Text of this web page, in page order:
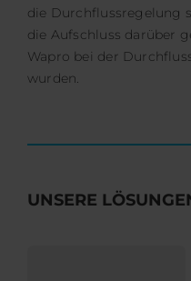
die Durchflussregelung
die Aufschluss darüber
Wapro bei der
wurden.
UNSERE